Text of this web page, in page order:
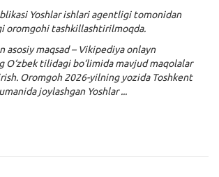
Yoshlar ishlari agentligi tomonidan
oromgohi tashkillashtirilmoqda.
asosiy maqsad – Vikipediya onlayn
O‘zbek tilidagi bo‘limida mavjud maqolalar
Oromgoh 2026-yilning yozida Toshkent
joylashgan Yoshlar ...